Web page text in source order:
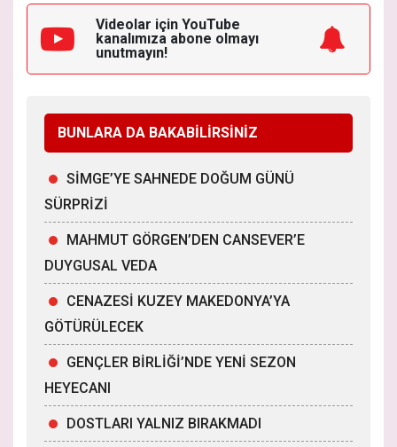
Videolar için YouTube
kanalımıza abone olmayı
unutmayın!
BUNLARA DA BAKABİLİRSİNİZ
SİMGE’YE SAHNEDE DOĞUM GÜNÜ
SÜRPRİZİ
MAHMUT GÖRGEN’DEN CANSEVER’E
DUYGUSAL VEDA
CENAZESİ KUZEY MAKEDONYA’YA
GÖTÜRÜLECEK
GENÇLER BİRLİĞİ’NDE YENİ SEZON
HEYECANI
DOSTLARI YALNIZ BIRAKMADI